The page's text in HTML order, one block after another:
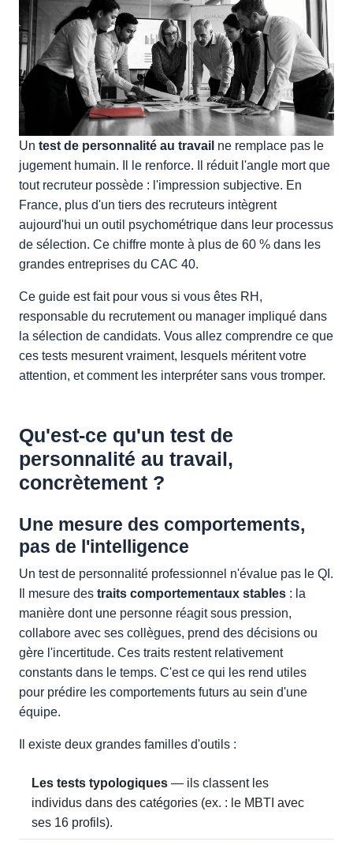
Un test de personnalité au travail ne remplace pas le
jugement humain. Il le renforce. Il réduit l'angle mort que
tout recruteur possède : l'impression subjective. En
France, plus d'un tiers des recruteurs intègrent
aujourd'hui un outil psychométrique dans leur processus
de sélection. Ce chiffre monte à plus de 60 % dans les
grandes entreprises du CAC 40.
Ce guide est fait pour vous si vous êtes RH,
responsable du recrutement ou manager impliqué dans
la sélection de candidats. Vous allez comprendre ce que
ces tests mesurent vraiment, lesquels méritent votre
attention, et comment les interpréter sans vous tromper.
Qu'est-ce qu'un test de
personnalité au travail,
concrètement ?
Une mesure des comportements,
pas de l'intelligence
Un test de personnalité professionnel n'évalue pas le QI.
Il mesure des traits comportementaux stables : la
manière dont une personne réagit sous pression,
collabore avec ses collègues, prend des décisions ou
gère l'incertitude. Ces traits restent relativement
constants dans le temps. C'est ce qui les rend utiles
pour prédire les comportements futurs au sein d'une
équipe.
Il existe deux grandes familles d'outils :
Les tests typologiques — ils classent les
individus dans des catégories (ex. : le MBTI avec
ses 16 profils).